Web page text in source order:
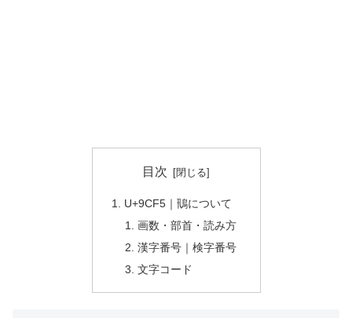
目次
U+9CF5｜鳵について
画数・部首・読み方
漢字番号｜検字番号
文字コード